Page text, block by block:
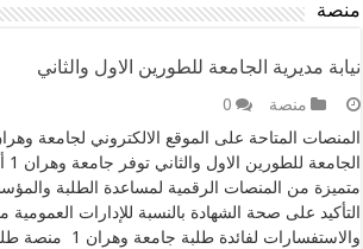
منصة
نيابة مديرية الجامعة للطورين الاول والثاني
منصة
0
متميزة من المنصات الرقمية لمساعدة الطلبة
التأكيد على صحة الشهادة بالنسبة للإدارات
والاستفسارات